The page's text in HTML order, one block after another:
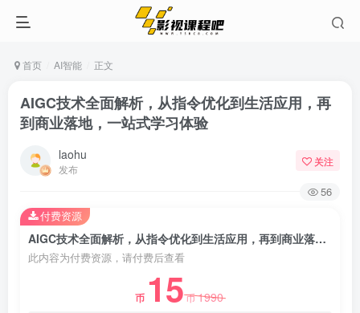
首页 AI智能 正文
AIGC技术全面解析，从指令优化到生活应用，再
到商业落地，一站式学习体验
laohu
发布
关注
56
AIGC技术全面解析，从指令优化到生活应用，再到商业落地，一站式学习体验
此内容为付费资源，请付费后查看
币 15币1990
付费资源